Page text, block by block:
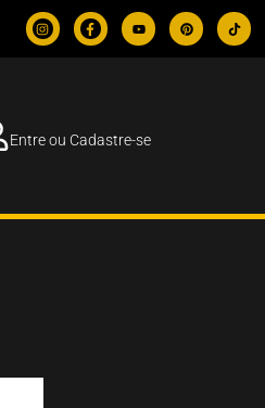
Entre ou Cadastre-se